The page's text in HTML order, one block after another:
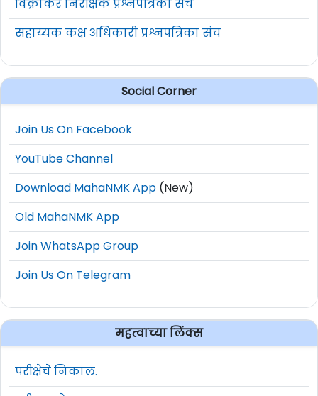
विक्रीकर निरीक्षक प्रश्नपत्रिका संच
सहाय्यक कक्ष अधिकारी प्रश्नपत्रिका संच
Social Corner
Join Us On Facebook
YouTube Channel
Download MahaNMK App (New)
Old MahaNMK App
Join WhatsApp Group
Join Us On Telegram
महत्वाच्या लिंक्स
परीक्षेचे निकाल.